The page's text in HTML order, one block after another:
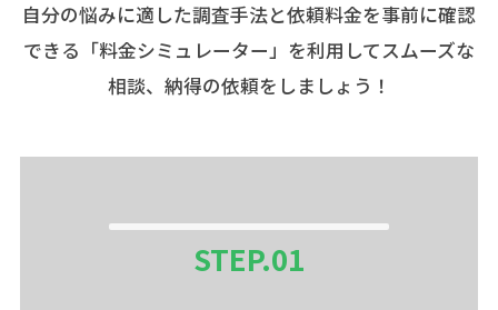
自分の悩みに適した調査手法と依頼料金を事前に確認
できる「料金シミュレーター」を利用してスムーズな
相談、納得の依頼をしましょう！
STEP.01